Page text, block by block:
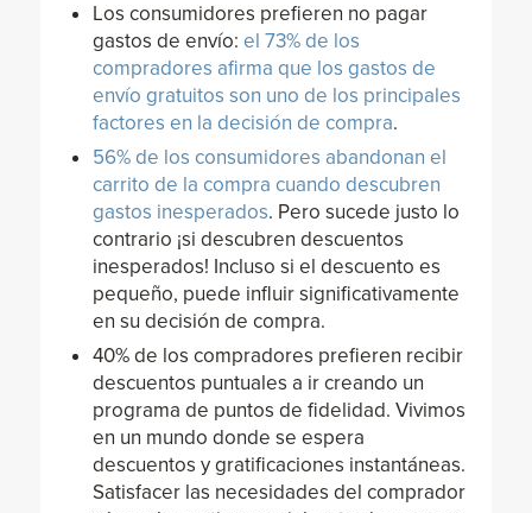
Los consumidores prefieren no pagar
gastos de envío: el 73% de los
compradores afirma que los gastos de
envío gratuitos son uno de los principales
factores en la decisión de compra.
56% de los consumidores abandonan el
carrito de la compra cuando descubren
gastos inesperados. Pero sucede justo lo
contrario ¡si descubren descuentos
inesperados! Incluso si el descuento es
pequeño, puede influir significativamente
en su decisión de compra.
40% de los compradores prefieren recibir
descuentos puntuales a ir creando un
programa de puntos de fidelidad. Vivimos
en un mundo donde se espera
descuentos y gratificaciones instantáneas.
Satisfacer las necesidades del comprador